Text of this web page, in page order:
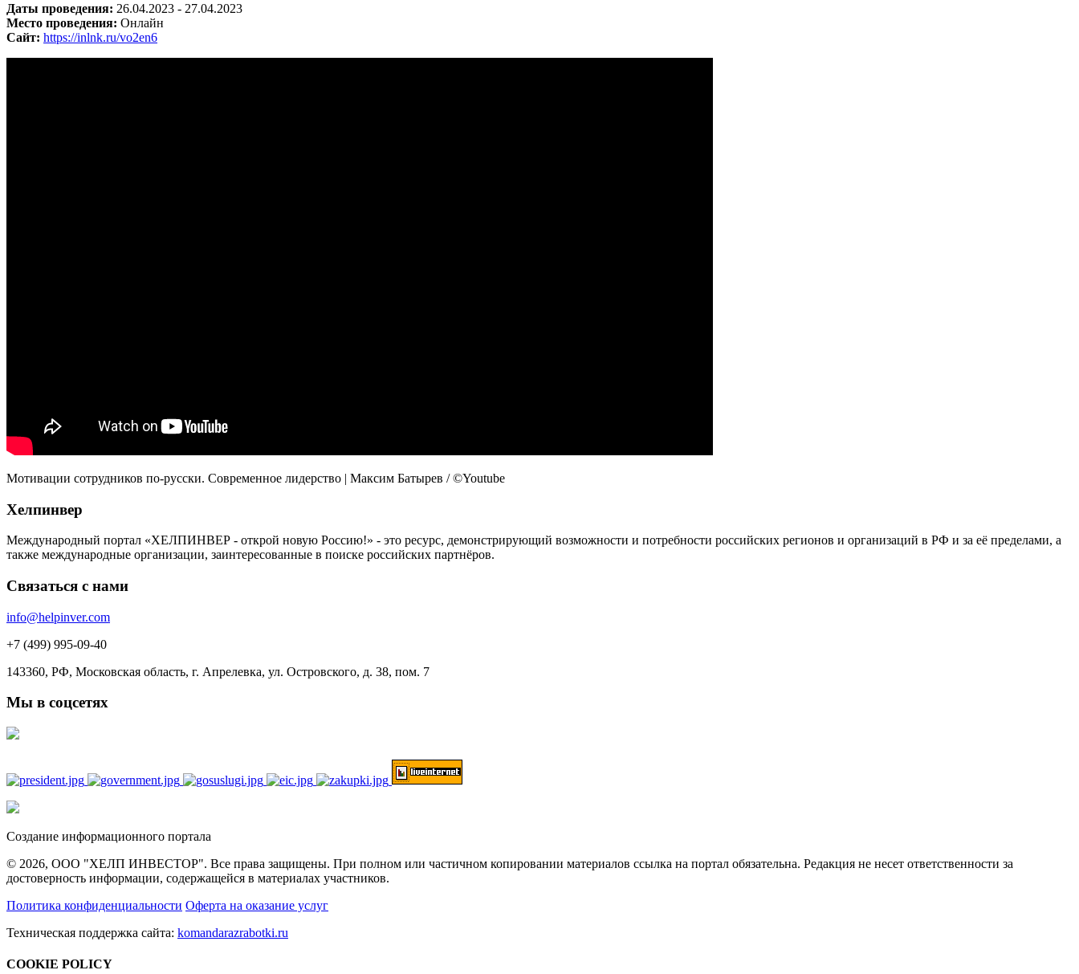
Даты проведения: 26.04.2023 - 27.04.2023
Место проведения: Онлайн
Сайт: https://inlnk.ru/vo2en6
Мотивации сотрудников по-русски. Современное лидерство | Максим Батырев / ©Youtube
Хелпинвер
Международный портал «ХЕЛПИНВЕР - открой новую Россию!» - это ресурс, демонстрирующий возможности и потребности российских регионов и организаций в РФ и за её пределами, а
также международные организации, заинтересованные в поиске российских партнёров.
Связаться с нами
info@helpinver.com
+7 (499) 995-09-40
143360, РФ, Московская область, г. Апрелевка, ул. Островского, д. 38, пом. 7
Мы в соцсетях
Создание информационного портала
© 2026, ООО "ХЕЛП ИНВЕСТОР". Все права защищены. При полном или частичном копировании материалов ссылка на портал обязательна. Редакция не несет ответственности за
достоверность информации, содержащейся в материалах участников.
Политика конфиденциальности Оферта на оказание услуг
Техническая поддержка сайта: komandarazrabotki.ru
COOKIE POLICY